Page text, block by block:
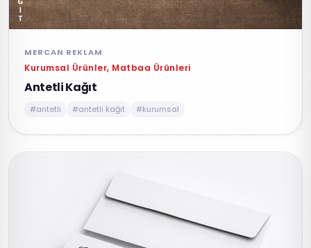
MERCAN REKLAM
Kurumsal Ürünler, Matbaa Ürünleri
Antetli Kağıt
#antetli #antetli kağıt #kurumsal